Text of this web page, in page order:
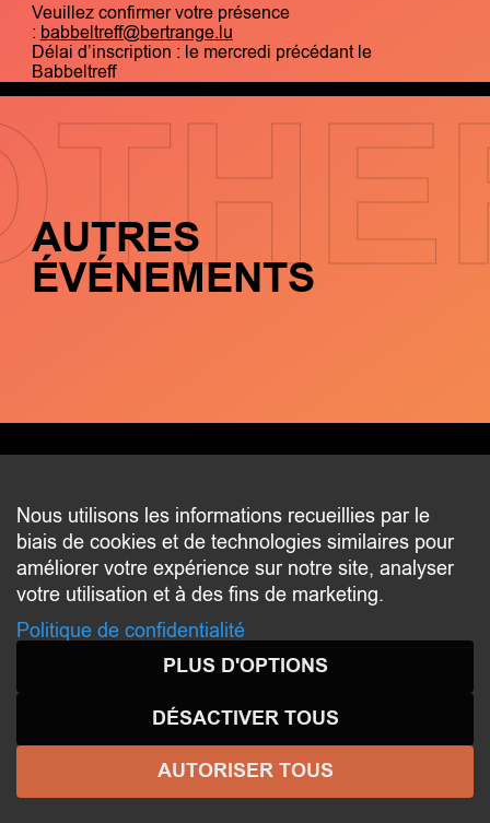
Veuillez confirmer votre présence
: babbeltreff@bertrange.lu
Délai d’inscription : le mercredi précédant le
Babbeltreff
AUTRES
ÉVÉNEMENTS
CONTACT
2 beim Schlass
L-8058 Bertrange
communication@bertrange.lu
© 2026 ENJOYBERTRANGE- Tous droits réservés -
Nous utilisons les informations recueillies par le
biais de cookies et de technologies similaires pour
améliorer votre expérience sur notre site, analyser
votre utilisation et à des fins de marketing.
Politique de confidentialité
PLUS D'OPTIONS
DÉSACTIVER TOUS
AUTORISER TOUS